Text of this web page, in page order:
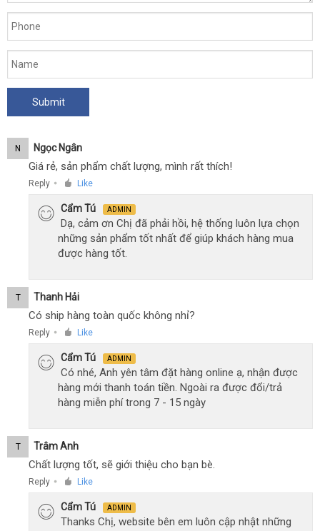
N Ngọc Ngân
Giá rẻ, sản phẩm chất lượng, mình rất thích!
Reply ● Like
Cẩm Tú ADMIN
Dạ, cảm ơn Chị đã phải hồi, hệ thống luôn lựa chọn
những sản phẩm tốt nhất để giúp khách hàng mua
được hàng tốt.
T Thanh Hải
Có ship hàng toàn quốc không nhỉ?
Reply ● Like
Cẩm Tú ADMIN
Có nhé, Anh yên tâm đặt hàng online ạ, nhận được
hàng mới thanh toán tiền. Ngoài ra được đổi/trả
hàng miễn phí trong 7 - 15 ngày
T Trâm Anh
Chất lượng tốt, sẽ giới thiệu cho bạn bè.
Reply ● Like
Cẩm Tú ADMIN
Thanks Chị, website bên em luôn cập nhật những